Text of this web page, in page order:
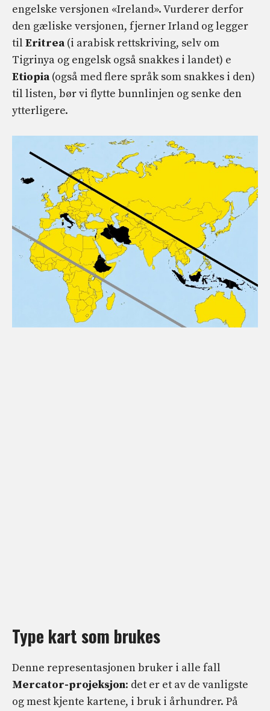
engelske versjonen «Ireland». Vurderer derfor
den gæliske versjonen, fjerner Irland og legger
til Eritrea (i arabisk rettskriving, selv om
Tigrinya og engelsk også snakkes i landet) e
Etiopia (også med flere språk som snakkes i den)
til listen, bør vi flytte bunnlinjen og senke den
ytterligere.
Type kart som brukes
Denne representasjonen bruker i alle fall
Mercator-projeksjon: det er et av de vanligste
og mest kjente kartene, i bruk i århundrer. På